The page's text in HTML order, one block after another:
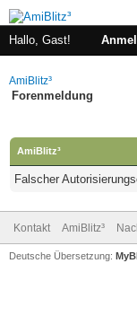
Hallo, Gast!
AmiBlitz³
Forenmeldung
AmiBlitz³
Falscher
Kontakt AmiBlitz³
Deutsche Übersetzung: